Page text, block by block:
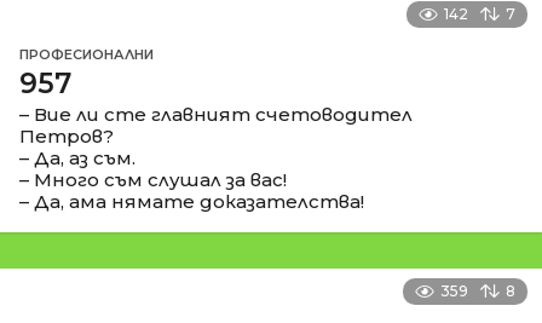
142 7
ПРОФЕСИОНАЛНИ
957
– Вие ли сте главният счетоводител
Петров?
– Да, аз съм.
– Много съм слушал за вас!
– Да, ама нямате доказателства!
359 8